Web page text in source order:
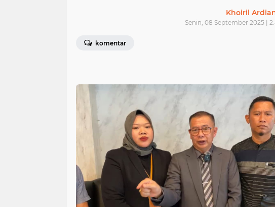
Khoiril
Senin, 08 September 2025 |
komentar